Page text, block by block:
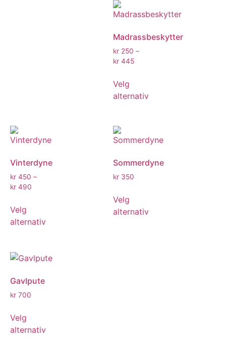
Madrassbeskytter
kr 250 –
kr 445
Velg
alternativ
Vinterdyne
kr 450 –
kr 490
Velg
alternativ
Sommerdyne
kr 350
Velg
alternativ
Gavlpute
kr 700
Velg
alternativ